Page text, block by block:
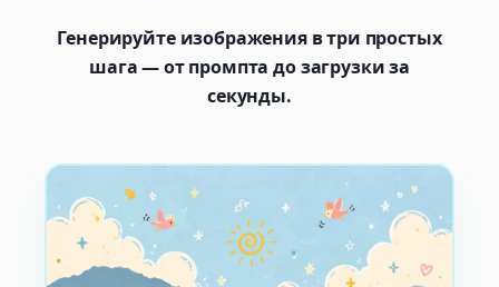
Генерируйте изображения в три простых
шага — от промпта до загрузки за
секунды.